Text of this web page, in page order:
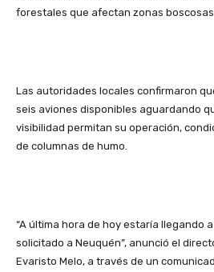
forestales que afectan zonas boscosas
Las autoridades locales confirmaron
seis aviones disponibles aguardando
visibilidad permitan su operación,
de columnas de humo.
“A última hora de hoy estaría llegando
solicitado a Neuquén”, anunció el
Evaristo Melo, a través de un